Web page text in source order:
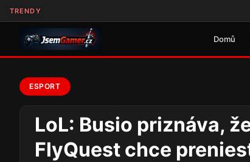
TRENDY
Domů
ESPORT
LoL: Busio priznáva,
FlyQuest chce